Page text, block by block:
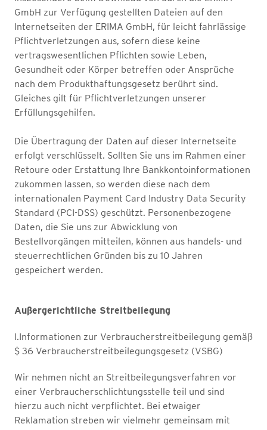
GmbH zur Verfügung gestellten Dateien auf den
Internetseiten der ERIMA GmbH, für leicht fahrlässige
Pflichtverletzungen aus, sofern diese keine
vertragswesentlichen Pflichten sowie Leben,
Gesundheit oder Körper betreffen oder Ansprüche
nach dem Produkthaftungsgesetz berührt sind.
Gleiches gilt für Pflichtverletzungen unserer
Erfüllungsgehilfen.
Die Übertragung der Daten auf dieser Internetseite
erfolgt verschlüsselt. Sollten Sie uns im Rahmen einer
Retoure oder Erstattung Ihre Bankkontoinformationen
zukommen lassen, so werden diese nach dem
internationalen Payment Card Industry Data Security
Standard (PCI-DSS) geschützt. Personenbezogene
Daten, die Sie uns zur Abwicklung von
Bestellvorgängen mitteilen, können aus handels- und
steuerrechtlichen Gründen bis zu 10 Jahren
gespeichert werden.
Außergerichtliche Streitbeilegung
I.Informationen zur Verbraucherstreitbeilegung gemäß
$ 36 Verbraucherstreitbeilegungsgesetz (VSBG)
Wir nehmen nicht an Streitbeilegungsverfahren vor
einer Verbraucherschlichtungsstelle teil und sind
hierzu auch nicht verpflichtet. Bei etwaiger
Reklamation streben wir vielmehr gemeinsam mit